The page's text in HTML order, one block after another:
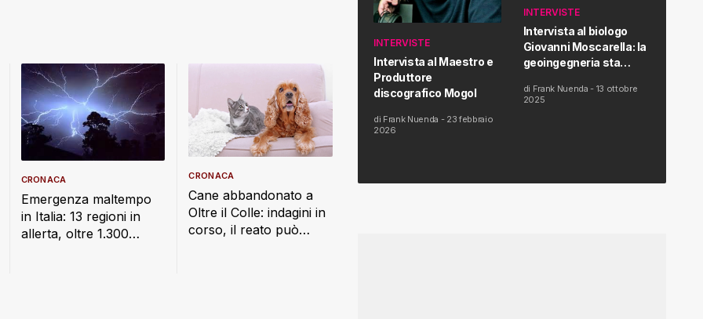
Emergenza maltempo
in Italia: 13 regioni in
allerta, oltre 1.300
CRONACA
Cane abbandonato a
Oltre il Colle: indagini in
corso, il reato può
CRONACA
INTERVISTE
Intervista al Maestro e
Produttore
discografico Mogol
di Frank Nuenda - 23 febbraio
2026
INTERVISTE
Intervista al biologo
Giovanni Moscarella: la
geoingegneria sta
salute dell’uomo
di Frank Nuenda - 13 ottobre
2025